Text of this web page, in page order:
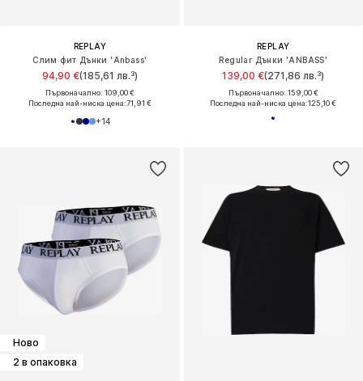
REPLAY
Слим фит Дънки 'Anbass'
94,90 €(185,61 лв.³)
Първоначално: 109,00 €
Последна най-ниска цена:71,91 €
+14
REPLAY
Regular Дънки 'ANBASS'
139,00 €(271,86 лв.³)
Първоначално: 159,00 €
Последна най-ниска цена:125,10 €
Ново
2 в опаковка